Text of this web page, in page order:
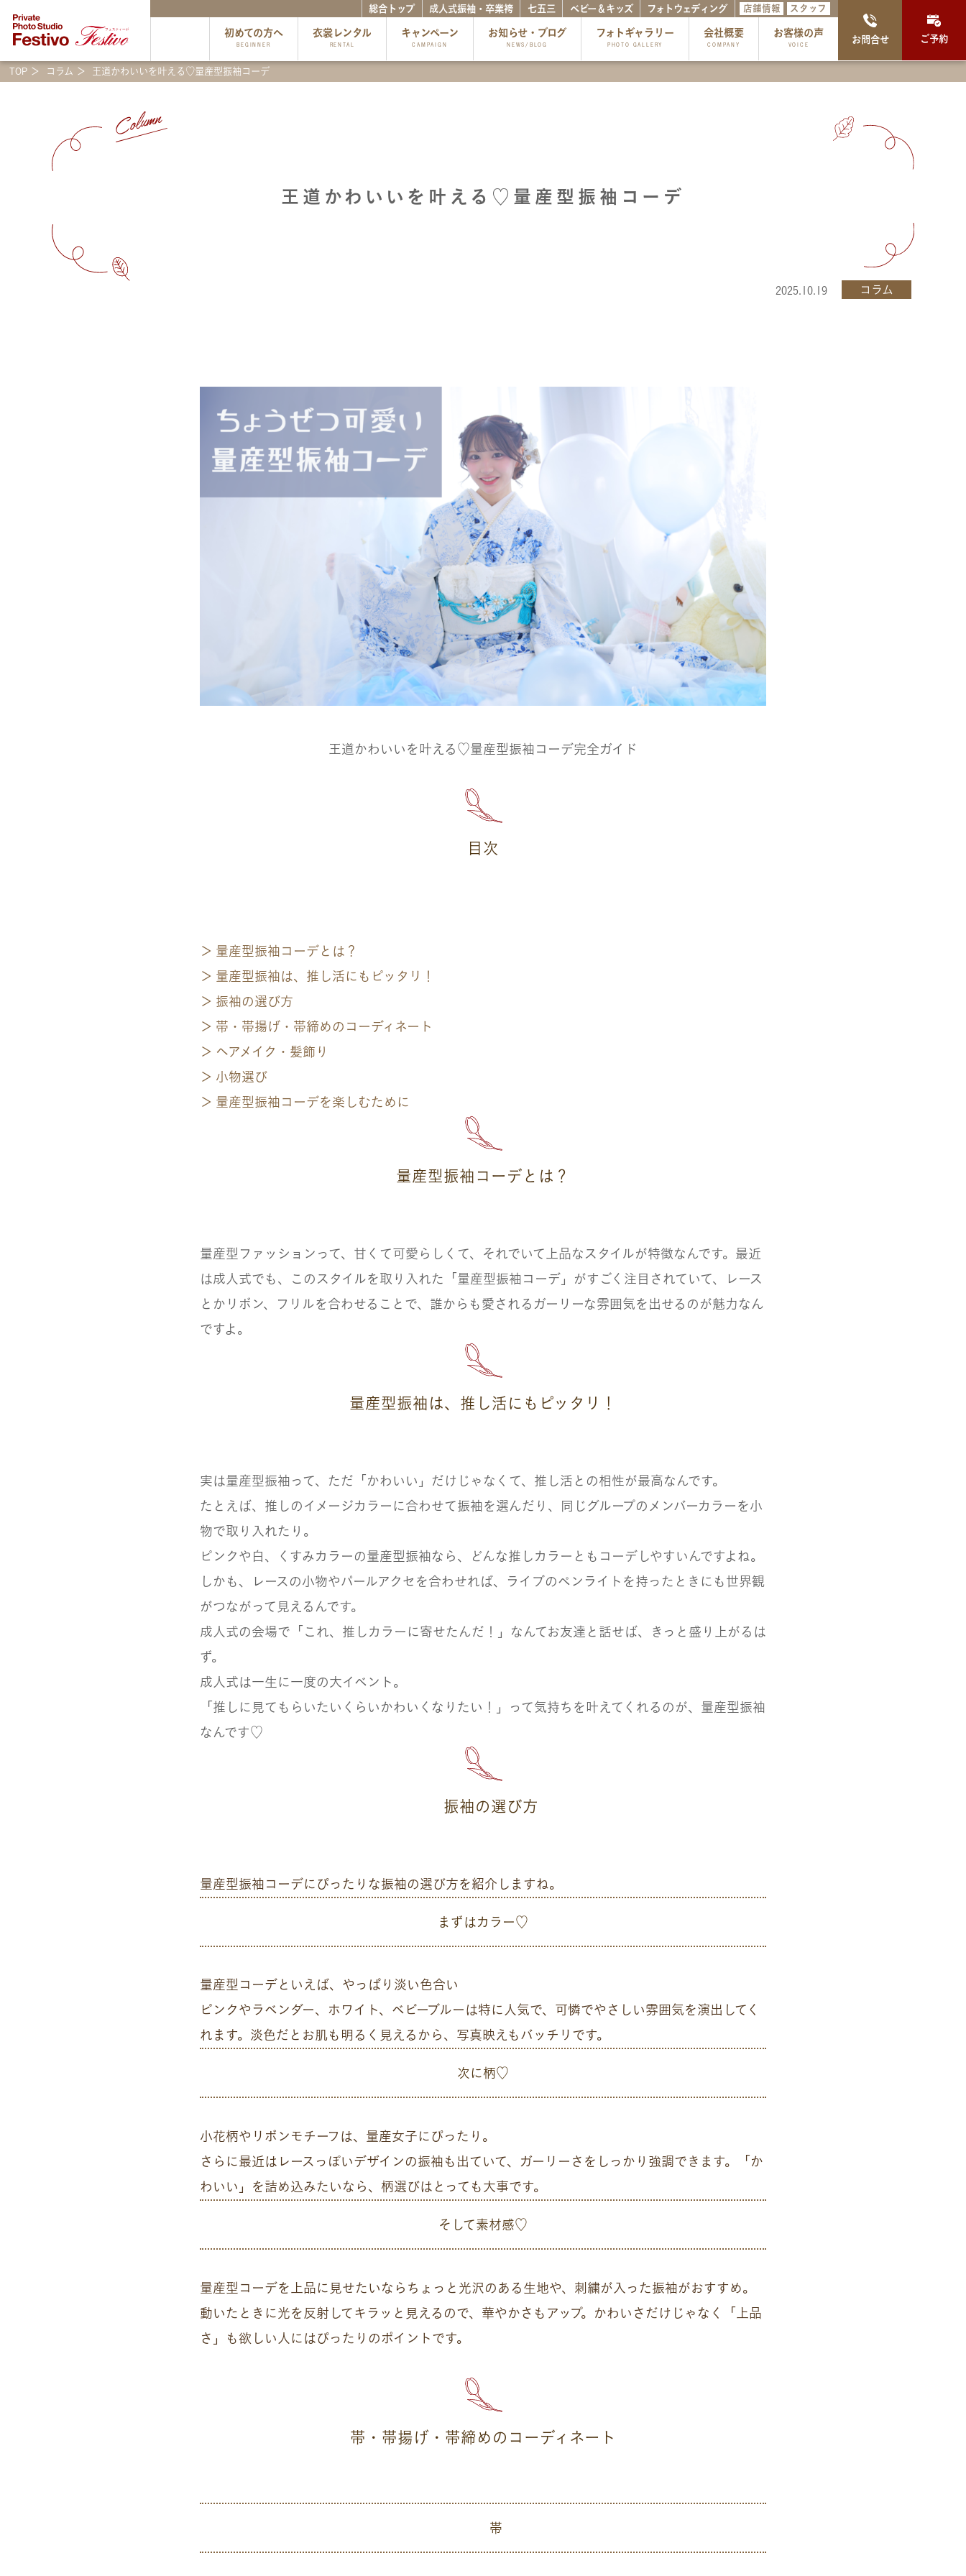
総合トップ 成人式振袖・卒業袴 七五三 ベビー＆キッズ フォトウェディング 店舗情報 スタッフ
初めての方へ
BEGINNER
衣裳レンタル
RENTAL
キャンペーン
CAMPAIGN
お知らせ・ブログ
NEWS/BLOG
フォトギャラリー
PHOTO GALLERY
会社概要
COMPANY
お客様の声
VOICE
お問合せ ご予約
TOP コラム 王道かわいいを叶える♡量産型振袖コーデ
Column
王道かわいいを叶える♡量産型振袖コーデ
2025.10.19 コラム
王道かわいいを叶える♡量産型振袖コーデ完全ガイド
目次
量産型振袖コーデとは？
量産型振袖は、推し活にもピッタリ！
振袖の選び方
帯・帯揚げ・帯締めのコーディネート
ヘアメイク・髪飾り
小物選び
量産型振袖コーデを楽しむために
量産型振袖コーデとは？
量産型ファッションって、甘くて可愛らしくて、それでいて上品なスタイルが特徴なんです。最近
は成人式でも、このスタイルを取り入れた「量産型振袖コーデ」がすごく注目されていて、レース
とかリボン、フリルを合わせることで、誰からも愛されるガーリーな雰囲気を出せるのが魅力なん
ですよ。
量産型振袖は、推し活にもピッタリ！
実は量産型振袖って、ただ「かわいい」だけじゃなくて、 推し活との相性が最高なんです。
たとえば、推しのイメージカラーに合わせて振袖を選んだり、同じグループのメンバーカラーを小
物で取り入れたり。
ピンクや白、くすみカラーの量産型振袖なら、どんな推しカラーともコーデしやすいんですよね。
しかも、レースの小物やパールアクセを合わせれば、ライブのペンライトを持ったときにも世界観
がつながって見えるんです。
成人式の会場で「これ、推しカラーに寄せたんだ！」なんてお友達と話せば、きっと盛り上がるは
ず。
成人式は一生に一度の大イベント。
「推しに見てもらいたいくらいかわいくなりたい！」って気持ちを叶えてくれるのが、量産型振袖
なんです♡
振袖の選び方
量産型振袖コーデにぴったりな振袖の選び方を紹介しますね。
まずはカラー♡
量産型コーデといえば、やっぱり淡い色合い
ピンクやラベンダー、ホワイト、ベビーブルーは特に人気で、可憐でやさしい雰囲気を演出してく
れます。淡色だとお肌も明るく見えるから、写真映えもバッチリです。
次に柄♡
小花柄やリボンモチーフは、量産女子にぴったり。
さらに最近はレースっぽいデザインの振袖も出ていて、ガーリーさをしっかり強調できます。「か
わいい」を詰め込みたいなら、柄選びはとっても大事です。
そして素材感♡
量産型コーデを上品に見せたいならちょっと光沢のある生地や、刺繍が入った振袖がおすすめ。
動いたときに光を反射してキラッと見えるので、華やかさもアップ。かわいさだけじゃなく「上品
さ」も欲しい人にはぴったりのポイントです。
帯・帯揚げ・帯締めのコーディネート
帯